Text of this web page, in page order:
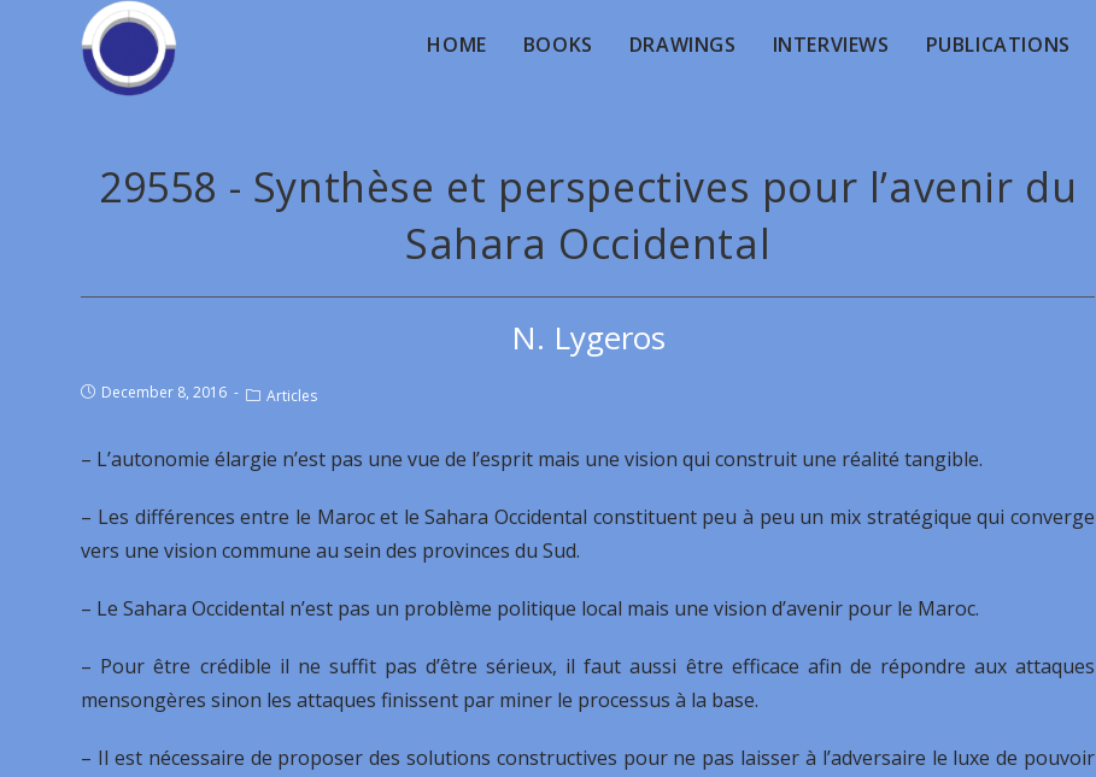
HOME BOOKS DRAWINGS INTERVIEWS PUBLICATIONS
29558 - Synthèse et perspectives pour l’avenir du
Sahara Occidental
N. Lygeros
December 8, 2016 Articles
– L’autonomie élargie n’est pas une vue de l’esprit mais une vision qui construit une réalité tangible.
– Les différences entre le Maroc et le Sahara Occidental constituent peu à peu un mix stratégique qui converge
vers une vision commune au sein des provinces du Sud.
– Le Sahara Occidental n’est pas un problème politique local mais une vision d’avenir pour le Maroc.
– Pour être crédible il ne suffit pas d’être sérieux, il faut aussi être efficace afin de répondre aux attaques
mensongères sinon les attaques finissent par miner le processus à la base.
– Il est nécessaire de proposer des solutions constructives pour ne pas laisser à l’adversaire le luxe de pouvoir